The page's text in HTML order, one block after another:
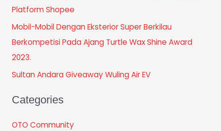
Platform Shopee
Mobil-Mobil Dengan Eksterior Super Berkilau
Berkompetisi Pada Ajang Turtle Wax Shine Award
2023.
Sultan Andara Giveaway Wuling Air EV
Categories
OTO Community